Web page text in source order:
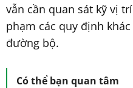
vẫn cần quan sát kỹ vị
phạm các quy định
đường bộ.
Có thể bạn quan tâm